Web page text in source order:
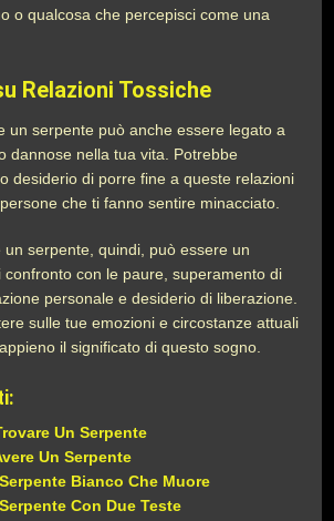
o qualcosa che percepisci come una
Relazioni Tossiche
un serpente può anche essere legato a
dannose nella tua vita. Potrebbe
desiderio di porre fine a queste relazioni
che ti fanno sentire minacciato.
un serpente, quindi, può essere un
confronto con le paure, superamento di
personale e desiderio di liberazione.
sulle tue emozioni e circostanze attuali
il significato di questo sogno.
Un Serpente
Un Serpente
Bianco Che Muore
Con Due Teste